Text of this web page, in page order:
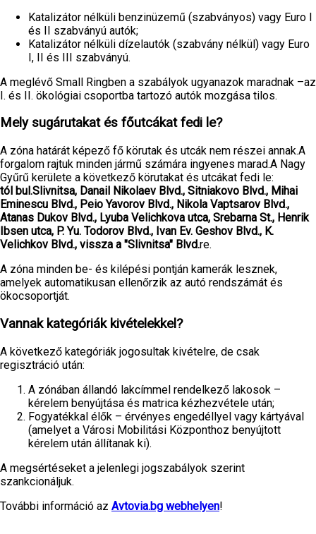
Katalizátor nélküli benzinüzemű (szabványos) vagy Euro I
és II szabványú autók;
Katalizátor nélküli dízelautók (szabvány nélkül) vagy Euro
I, II és III szabványú.
A meglévő Small Ringben a szabályok ugyanazok maradnak –az
I. és II. ökológiai csoportba tartozó autók mozgása tilos.
Mely sugárutakat és főutcákat fedi le?
A zóna határát képező fő körutak és utcák nem részei annak.A
forgalom rajtuk minden jármű számára ingyenes marad.A Nagy
Gyűrű kerülete a következő körutakat és utcákat fedi le:
tól bul.Slivnitsa, Danail Nikolaev Blvd., Sitniakovo Blvd., Mihai
Eminescu Blvd., Peio Yavorov Blvd., Nikola Vaptsarov Blvd.,
Atanas Dukov Blvd., Lyuba Velichkova utca, Srebarna St., Henrik
Ibsen utca, P. Yu. Todorov Blvd., Ivan Ev. Geshov Blvd., K.
Velichkov Blvd., vissza a "Slivnitsa" Blvd.re.
A zóna minden be- és kilépési pontján kamerák lesznek,
amelyek automatikusan ellenőrzik az autó rendszámát és
ökocsoportját.
Vannak kategóriák kivételekkel?
A következő kategóriák jogosultak kivételre, de csak
regisztráció után:
A zónában állandó lakcímmel rendelkező lakosok –
kérelem benyújtása és matrica kézhezvétele után;
Fogyatékkal élők – érvényes engedéllyel vagy kártyával
(amelyet a Városi Mobilitási Központhoz benyújtott
kérelem után állítanak ki).
A megsértéseket a jelenlegi jogszabályok szerint
szankcionáljuk.
További információ az Avtovia.bg webhelyen!